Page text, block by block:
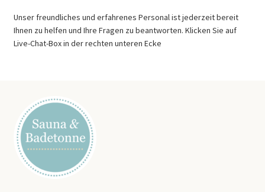
Unser freundliches und erfahrenes Personal ist jederzeit bereit
Ihnen zu helfen und Ihre Fragen zu beantworten. Klicken Sie auf
Live-Chat-Box in der rechten unteren Ecke